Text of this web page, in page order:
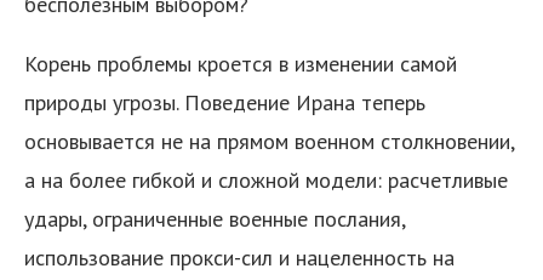
Корень проблемы кроется в изменении самой
природы угрозы. Поведение Ирана теперь
основывается не на прямом военном столкновении,
а на более гибкой и сложной модели: расчетливые
удары, ограниченные военные послания,
использование прокси-сил и нацеленность на